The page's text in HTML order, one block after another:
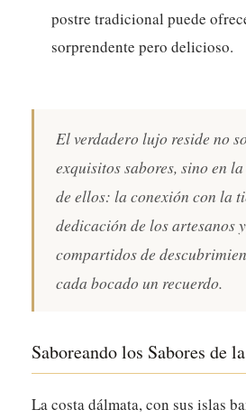
postre tradicional puede
sorprendente pero delicioso.
El verdadero lujo reside no
exquisitos sabores, sino en
de ellos: la conexión con la
dedicación de los artesanos
compartidos de
cada bocado un recuerdo.
Saboreando los Sabores de
La costa dálmata, con sus islas